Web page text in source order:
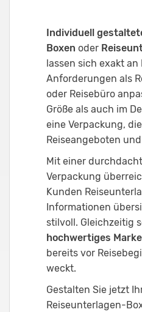
Individuell
Boxen oder
lassen sich exakt an
Anforderungen als
oder Reisebüro
Größe als auch im
eine Verpackung,
Reiseangeboten
Mit einer
Verpackung
Kunden
Informationen
stilvoll. Gleichzeitig
hochwertiges
bereits vor
weckt.
Gestalten Sie jetzt
Reiseunterlagen-